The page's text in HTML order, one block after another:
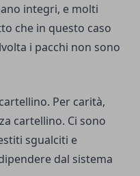
integri, e molti
che in questo caso
i pacchi non sono
Per carità,
cartellino. Ci sono
sgualciti e
dal sistema